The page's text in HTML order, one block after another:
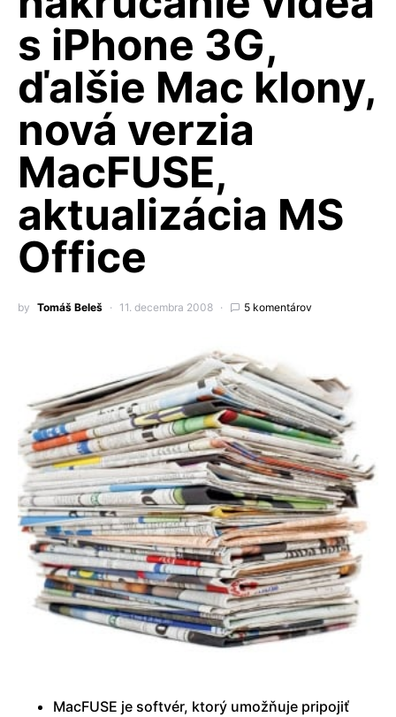
s iPhone 3G,
ďalšie Mac klony,
nová verzia
MacFUSE,
aktualizácia MS
Office
by Tomáš Beleš 11. decembra 2008 5 komentárov
MacFUSE je softvér, ktorý umožňuje pripojiť